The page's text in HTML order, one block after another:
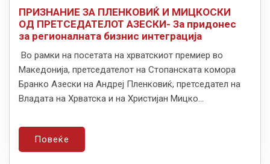
ПРИЗНАНИЕ ЗА ПЛЕНКОВИЌ И МИЦКОСКИ
ОД ПРЕТСЕДАТЕЛОТ АЗЕСКИ- За придонес
за регионалната бизнис интеграција
Во рамки на посетата на хрватскиот премиер во
Македонија, претседателот на Стопанската комора
Бранко Азески на Андреј Пленковиќ, претседател на
Владата на Хрватска и на Христијан Мицко...
Повеќе